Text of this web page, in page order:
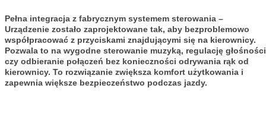
Pełna integracja z fabrycznym systemem sterowania –
Urządzenie zostało zaprojektowane tak, aby bezproblemowo
współpracować z przyciskami znajdującymi się na kierownicy.
Pozwala to na wygodne sterowanie muzyką, regulację głośności
czy odbieranie połączeń bez konieczności odrywania rąk od
kierownicy. To rozwiązanie zwiększa komfort użytkowania i
zapewnia większe bezpieczeństwo podczas jazdy.